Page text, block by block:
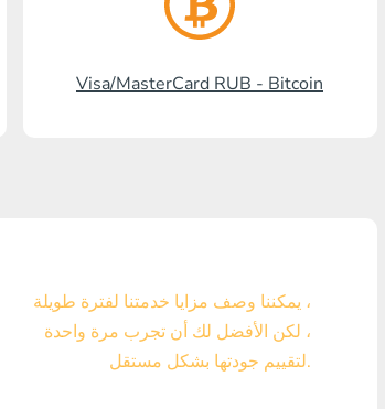
بل? ستالدرد افرنسٍ
Visa/MasterCard USD
Visa/MasterCard EUR
Visa/MasterCard RUB - Bitcoin
يمكننا وصف مزايا خدمتنا لفترة طويلة ،
لكن الأفضل لك أن تجرب مرة واحدة ،
لتقييم جودتها بشكل مستقل.